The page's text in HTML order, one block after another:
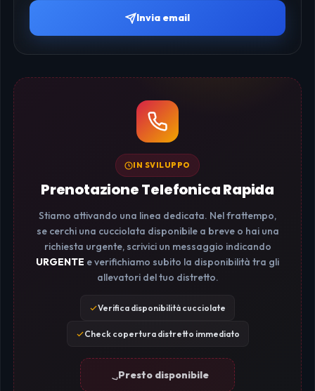
Invia email
IN SVILUPPO
Prenotazione Telefonica Rapida
Stiamo attivando una linea dedicata. Nel frattempo,
se cerchi una cucciolata disponibile a breve o hai una
richiesta urgente, scrivici un messaggio indicando
URGENTE e verifichiamo subito la disponibilità tra gli
allevatori del tuo distretto.
Verifica disponibilità cucciolate
Check copertura distretto immediato
Presto disponibile